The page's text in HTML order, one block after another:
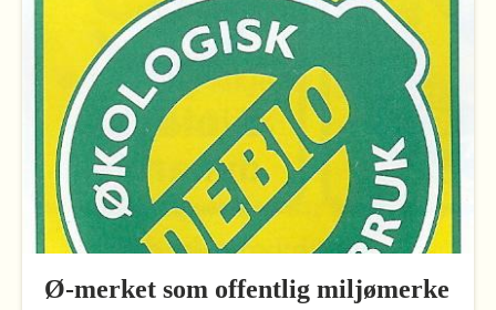
Ø-merket som offentlig miljømerke